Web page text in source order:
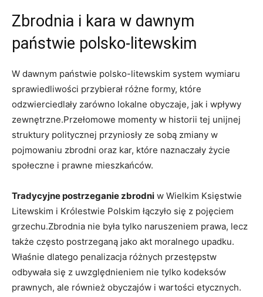
Zbrodnia i kara w dawnym
państwie polsko-litewskim
W dawnym państwie polsko-litewskim system wymiaru
sprawiedliwości przybierał różne formy, które
odzwierciedlały zarówno lokalne obyczaje, jak i wpływy
zewnętrzne.Przełomowe momenty w historii tej unijnej
struktury politycznej przyniosły ze sobą zmiany w
pojmowaniu zbrodni oraz kar, które naznaczały życie
społeczne i prawne mieszkańców.
Tradycyjne postrzeganie zbrodni w Wielkim Księstwie
Litewskim i Królestwie Polskim łączyło się z pojęciem
grzechu.Zbrodnia nie była tylko naruszeniem prawa, lecz
także często postrzeganą jako akt moralnego upadku.
Właśnie dlatego penalizacja różnych przestępstw
odbywała się z uwzględnieniem nie tylko kodeksów
prawnych, ale również obyczajów i wartości etycznych.